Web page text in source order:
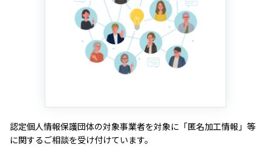
認定個人情報保護団体の対象事業者を対象に「匿名加工情報」等
に関するご相談を受け付けています。